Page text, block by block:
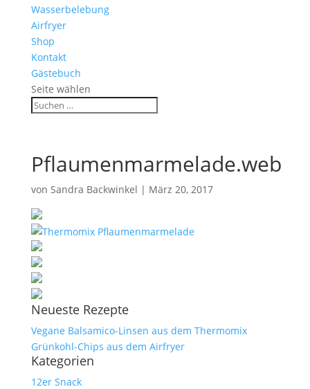
Wasserbelebung
Airfryer
Shop
Kontakt
Gästebuch
Seite wählen
Pflaumenmarmelade.web
von Sandra Backwinkel | März 20, 2017
Neueste Rezepte
Vegane Balsamico-Linsen aus dem Thermomix
Grünkohl-Chips aus dem Airfryer
Kategorien
12er Snack